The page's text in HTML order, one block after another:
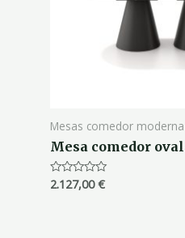
Mesas comedor moderna
Mesa comedor
Valorado
2.127,00€